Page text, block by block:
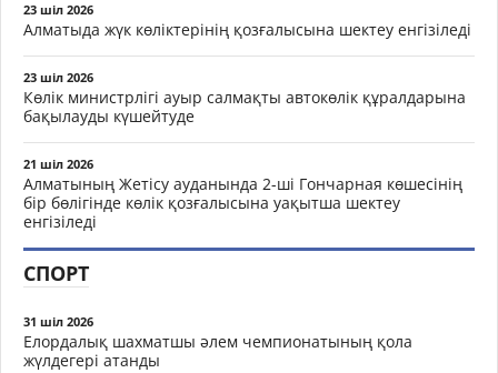
23 шіл 2026
Алматыда жүк көліктерінің қозғалысына шектеу енгізіледі
23 шіл 2026
Көлік министрлігі ауыр салмақты автокөлік құралдарына
бақылауды күшейтуде
21 шіл 2026
Алматының Жетісу ауданында 2-ші Гончарная көшесінің
бір бөлігінде көлік қозғалысына уақытша шектеу
енгізіледі
СПОРТ
31 шіл 2026
Елордалық шахматшы әлем чемпионатының қола
жүлдегері атанды